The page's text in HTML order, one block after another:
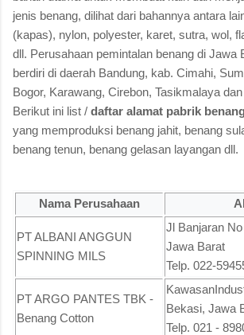
jenis benang, dilihat dari bahannya antara
(kapas), nylon, polyester, karet, sutra, wol,
dll. Perusahaan pemintalan benang di Jawa
berdiri di daerah Bandung, kab. Cimahi,
Bogor, Karawang, Cirebon, Tasikmalaya
Berikut ini list / daftar alamat pabrik
yang memproduksi benang jahit, benang
benang tenun, benang gelasan layangan dll.
Nama Perusahaan
PT ALBANI ANGGUN
SPINNING MILS
Jl Banjaran
Jawa Barat
Telp. 022-
PT ARGO PANTES TBK -
Benang Cotton
Bekasi, Jawa
Telp. 021 -